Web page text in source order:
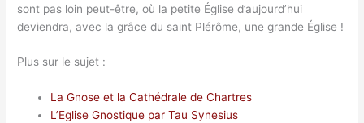
sont pas loin peut-être, où la petite Église d’aujourd’hui
deviendra, avec la grâce du saint Plérôme, une grande Église !
Plus sur le sujet :
La Gnose et la Cathédrale de Chartres
L’Eglise Gnostique par Tau Synesius